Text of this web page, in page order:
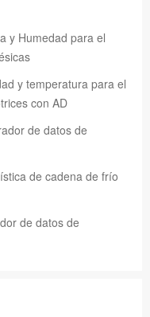
y Humedad para el
y temperatura para el
con AD
de datos de
de cadena de frío
de datos de